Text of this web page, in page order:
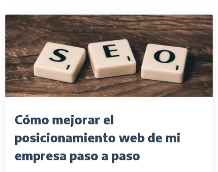
Cómo mejorar el
posicionamiento web de mi
empresa paso a paso